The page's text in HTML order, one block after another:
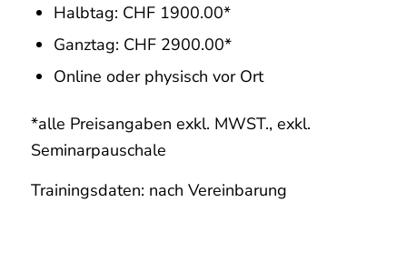
Halbtag: CHF 1900.00*
Ganztag: CHF 2900.00*
Online oder physisch vor Ort
*alle Preisangaben exkl. MWST., exkl.
Seminarpauschale
Trainingsdaten: nach Vereinbarung